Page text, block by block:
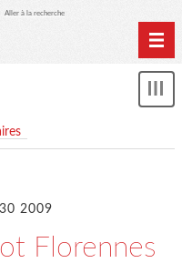
Aller à la recherche
2009
Florennes